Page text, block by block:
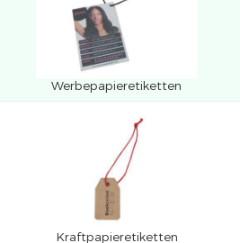
Werbepapieretiketten
Kraftpapieretiketten